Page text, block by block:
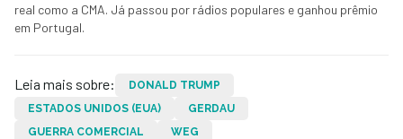
real como a CMA. Já passou por rádios populares e ganhou prêmio
em Portugal.
Leia mais sobre:
DONALD TRUMP
ESTADOS UNIDOS (EUA)
GERDAU
GUERRA COMERCIAL
WEG